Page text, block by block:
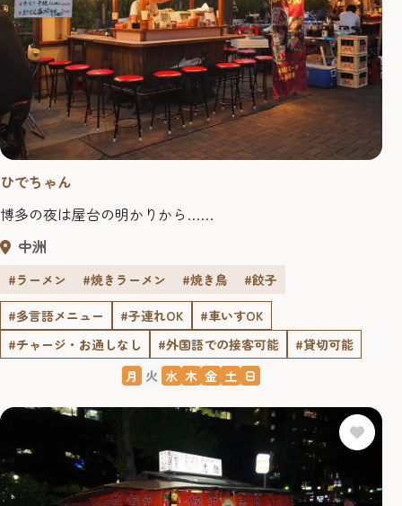
ひでちゃん
博多の夜は屋台の明かりから……
中洲
#ラーメン #焼きラーメン #焼き鳥
#餃子
#多言語メニュー
#子連れOK
#車いすOK
#チャージ・お通しなし
#外国語での接客可能
#貸切可能
月 火 水 木 金 土 日